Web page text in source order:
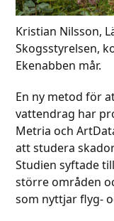
Kristian Nilsson,
Skogsstyrelsen,
Ekenabben mår.
En ny metod för
vattendrag har
Metria och
att studera
Studien syftade
större områden
som nyttjar flyg-